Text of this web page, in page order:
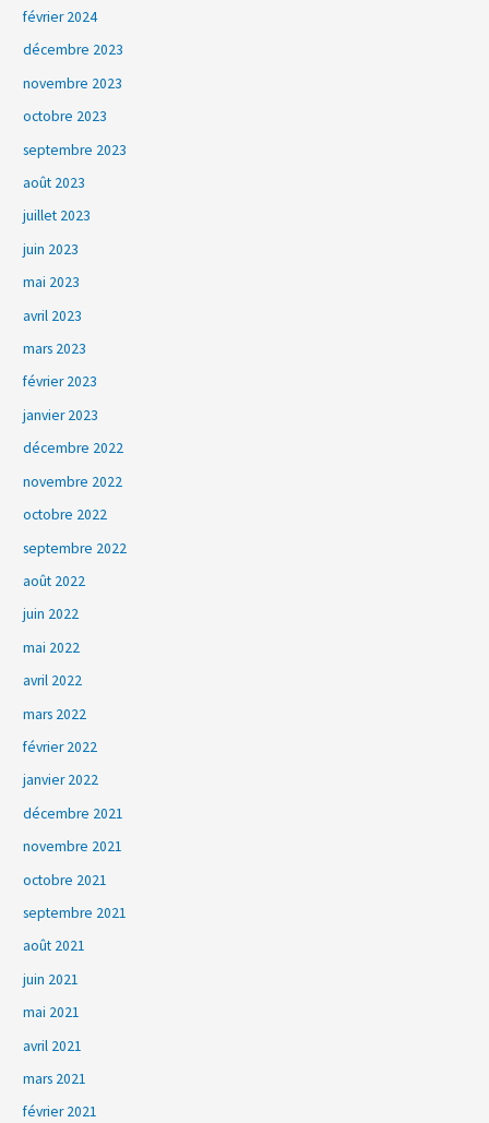
février 2024
décembre 2023
novembre 2023
octobre 2023
septembre 2023
août 2023
juillet 2023
juin 2023
mai 2023
avril 2023
mars 2023
février 2023
janvier 2023
décembre 2022
novembre 2022
octobre 2022
septembre 2022
août 2022
juin 2022
mai 2022
avril 2022
mars 2022
février 2022
janvier 2022
décembre 2021
novembre 2021
octobre 2021
septembre 2021
août 2021
juin 2021
mai 2021
avril 2021
mars 2021
février 2021